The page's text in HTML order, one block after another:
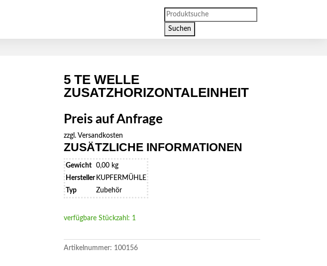
Products
search
Suchen
5 TE WELLE
ZUSATZHORIZONTALEINHEIT
Preis auf Anfrage
zzgl. Versandkosten
ZUSÄTZLICHE INFORMATIONEN
Gewicht
0,00 kg
Hersteller KUPFERMÜHLE
Typ
Zubehör
verfügbare Stückzahl: 1
Artikelnummer: 100156